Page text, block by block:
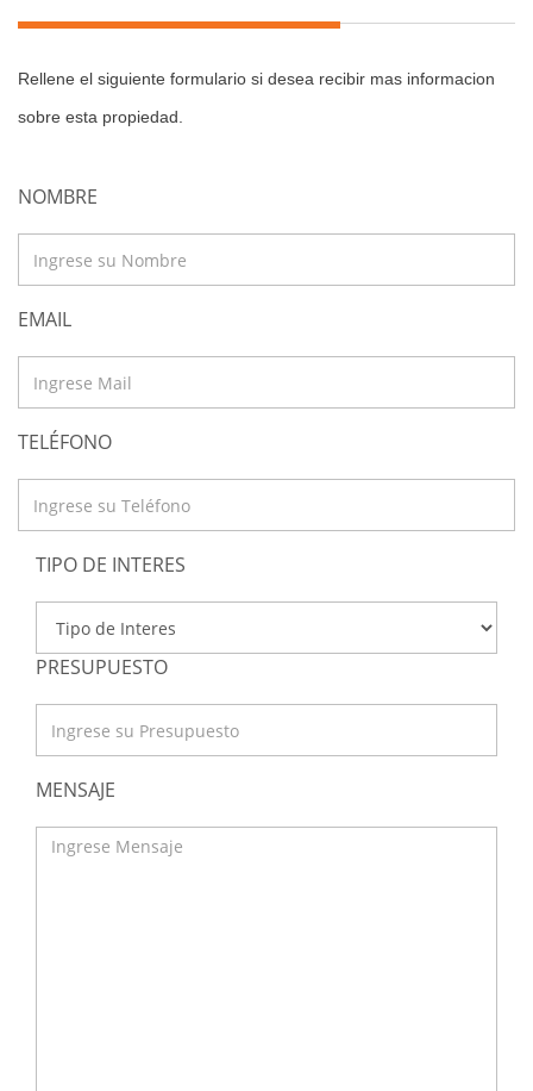
Rellene el siguiente formulario si desea recibir mas informacion
sobre esta propiedad.
NOMBRE
EMAIL
TELÉFONO
TIPO DE INTERES
PRESUPUESTO
MENSAJE